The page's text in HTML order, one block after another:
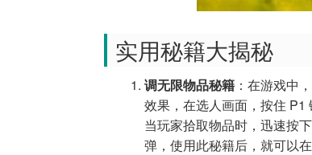
实用秘籍大揭秘
调无限物品秘籍 ：在游戏中
效果，在选人画面，按住 P1
当玩家拾取物品时，迅速按
弹，使用此秘籍后，就可以